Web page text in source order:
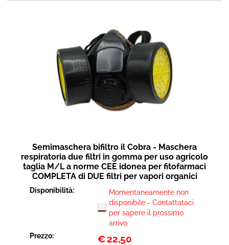
Semimaschera bifiltro il Cobra - Maschera
respiratoria due filtri in gomma per uso agricolo
taglia M/L a norme CEE idonea per fitofarmaci
COMPLETA di DUE filtri per vapori organici
Disponibilità:
Momentaneamente non
disponibile - Contattataci
per sapere il prossimo
arrivo
Prezzo:
€22,50